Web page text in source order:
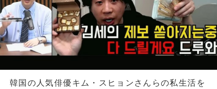
韓国の人気俳優キム・スヒョンさんらの私生活を